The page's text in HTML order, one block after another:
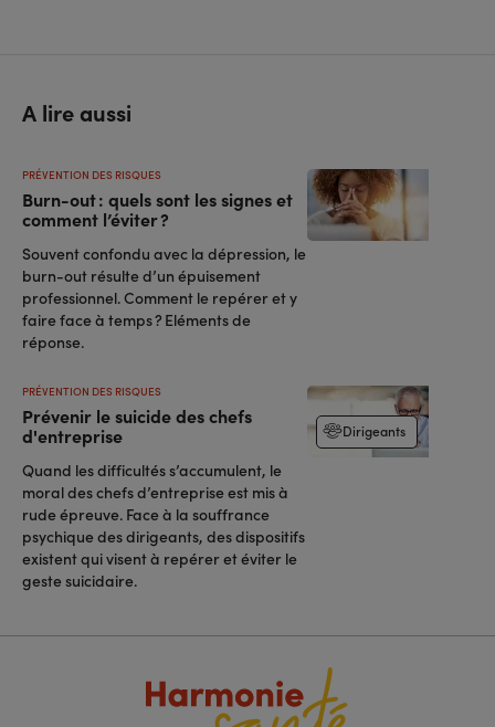
A lire aussi
Burn-out : quels sont les signes et
comment l’éviter ?
PRÉVENTION DES RISQUES
Souvent confondu avec la dépression, le
burn-out résulte d’un épuisement
professionnel. Comment le repérer et y
faire face à temps ? Eléments de
réponse.
Prévenir le suicide des chefs
d'entreprise
PRÉVENTION DES RISQUES
Quand les difficultés s’accumulent, le
moral des chefs d’entreprise est mis à
rude épreuve. Face à la souffrance
psychique des dirigeants, des dispositifs
existent qui visent à repérer et éviter le
geste suicidaire.
Dirigeants